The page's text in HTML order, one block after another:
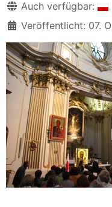
DetailsAuch verfügbar:
Veröffentlicht: 07.